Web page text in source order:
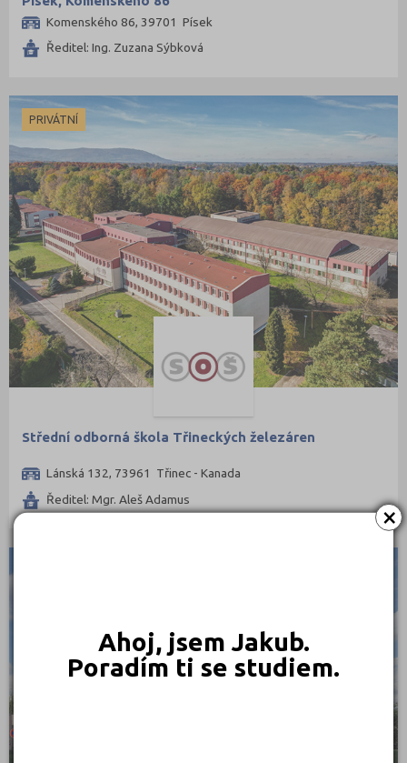
×
Ahoj, jsem Jakub.
Poradím ti se studiem.
Komenského 86, 39701 Písek
Ředitel: Ing. Zuzana Sýbková
PRIVÁTNÍ
Střední odborná škola Třineckých železáren
Lánská 132, 73961 Třinec - Kanada
Ředitel: Mgr. Aleš Adamus